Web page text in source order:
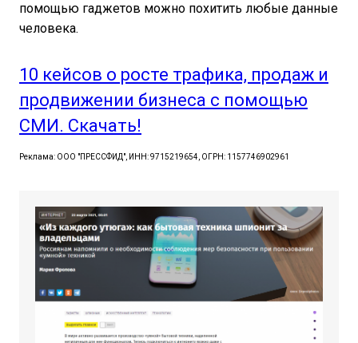
помощью гаджетов можно похитить любые данные
человека.
10 кейсов о росте трафика, продаж и
продвижении бизнеса с помощью
СМИ. Скачать!
Реклама: ООО "ПРЕССФИД", ИНН: 9715219654, ОГРН: 1157746902961